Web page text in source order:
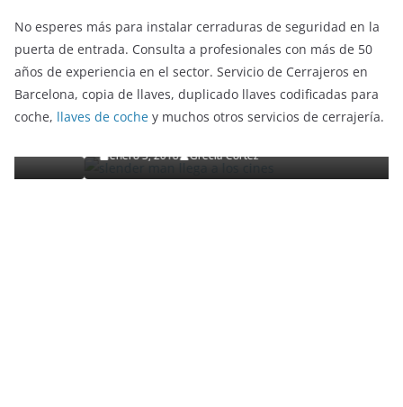
No esperes más para instalar cerraduras de seguridad en la
puerta de entrada. Consulta a profesionales con más de 50
años de experiencia en el sector. Servicio de Cerrajeros en
Barcelona, copia de llaves, duplicado llaves codificadas para
coche, llaves de coche y muchos otros servicios de cerrajería.
ENTRETENIMIENTO Y CURIOSIDADES LIBROS CINE Y TV
Slender Man llega al cine y te mostramos todos los
detalles
enero 3, 2018 Grecia Cortez